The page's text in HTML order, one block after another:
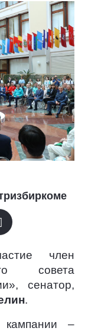
член
совета
сенатор,
.
кампании –